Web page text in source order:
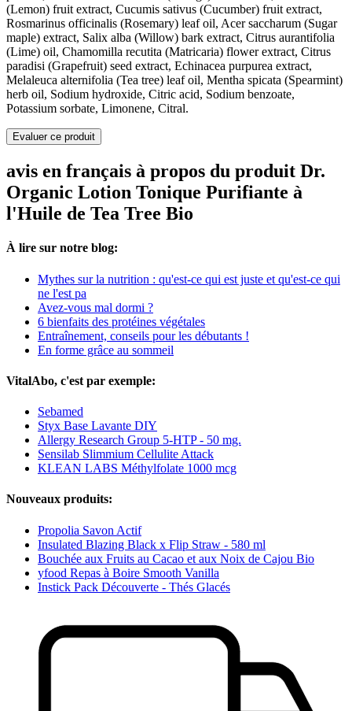
(Lemon) fruit extract, Cucumis sativus (Cucumber) fruit extract,
Rosmarinus officinalis (Rosemary) leaf oil, Acer saccharum (Sugar
maple) extract, Salix alba (Willow) bark extract, Citrus aurantifolia
(Lime) oil, Chamomilla recutita (Matricaria) flower extract, Citrus
paradisi (Grapefruit) seed extract, Echinacea purpurea extract,
Melaleuca alternifolia (Tea tree) leaf oil, Mentha spicata (Spearmint)
herb oil, Sodium hydroxide, Citric acid, Sodium benzoate,
Potassium sorbate, Limonene, Citral.
Evaluer ce produit
avis en français à propos du produit Dr.
Organic Lotion Tonique Purifiante à
l'Huile de Tea Tree Bio
À lire sur notre blog:
Mythes sur la nutrition : qu'est-ce qui est juste et qu'est-ce qui
ne l'est pa
Avez-vous mal dormi ?
6 bienfaits des protéines végétales
Entraînement, conseils pour les débutants !
En forme grâce au sommeil
VitalAbo, c'est par exemple:
Sebamed
Styx Base Lavante DIY
Allergy Research Group 5-HTP - 50 mg.
Sensilab Slimmium Cellulite Attack
KLEAN LABS Méthylfolate 1000 mcg
Nouveaux produits:
Propolia Savon Actif
Insulated Blazing Black x Flip Straw - 580 ml
Bouchée aux Fruits au Cacao et aux Noix de Cajou Bio
yfood Repas à Boire Smooth Vanilla
Instick Pack Découverte - Thés Glacés